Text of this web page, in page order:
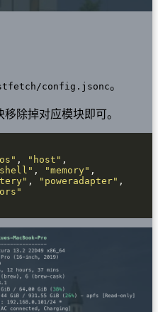
config.jsonc。
除掉对应模块即可。
, "host"
, "memory"
, "poweradapter"